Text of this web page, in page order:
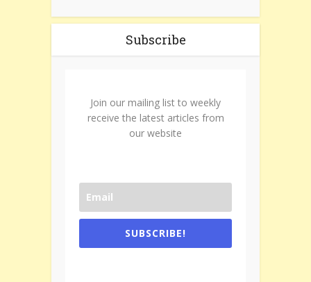
Subscribe
Join our mailing list to weekly
receive the latest articles from
our website
SUBSCRIBE!